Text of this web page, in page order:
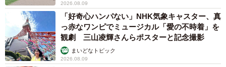
2026.08.09
「好奇心ハンパない」NHK気象キャスター、真
っ赤なワンピでミュージカル「愛の不時着」を
観劇 三山凌輝さんらポスターと記念撮影
まいどなトピック
2026.08.09